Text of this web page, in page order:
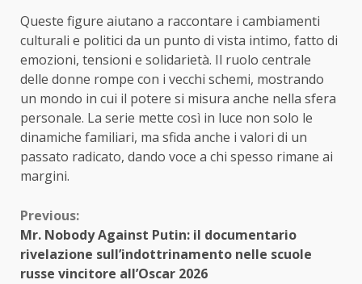
Queste figure aiutano a raccontare i cambiamenti
culturali e politici da un punto di vista intimo, fatto di
emozioni, tensioni e solidarietà. Il ruolo centrale
delle donne rompe con i vecchi schemi, mostrando
un mondo in cui il potere si misura anche nella sfera
personale. La serie mette così in luce non solo le
dinamiche familiari, ma sfida anche i valori di un
passato radicato, dando voce a chi spesso rimane ai
margini.
Continue
Reading
Previous:
Mr. Nobody Against Putin: il documentario
rivelazione sull’indottrinamento nelle scuole
russe vincitore all’Oscar 2026